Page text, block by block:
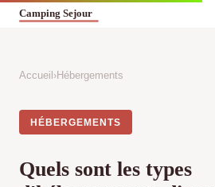
Accueil ›Hébergements
HÉBERGEMENTS
Quels sont les types